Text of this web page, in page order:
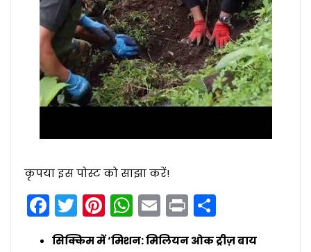
कृपया इस पोस्ट को साझा करें!
Facebook
Twitter
Pinterest
WhatsApp
Email
Print
सिक्किम में ‘मिशन: मिलियन ओक ट्रीज़ बाय